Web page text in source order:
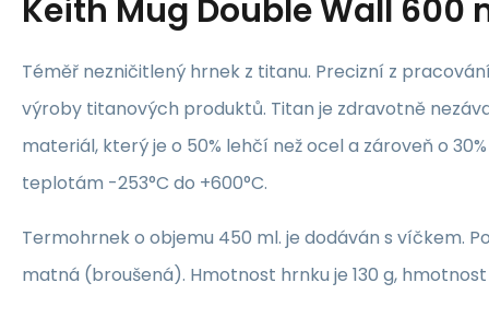
Keith Mug Double Wall 600
Téměř nezničitlený hrnek z titanu. Precizní z
výroby titanových produktů. Titan je zdravotně
materiál, který je o 50% lehčí než ocel a zároveň o
teplotám -253°C do +600°C.
Termohrnek o objemu 450 ml. je dodáván s víčkem.
matná (broušená). Hmotnost hrnku je 130 g,